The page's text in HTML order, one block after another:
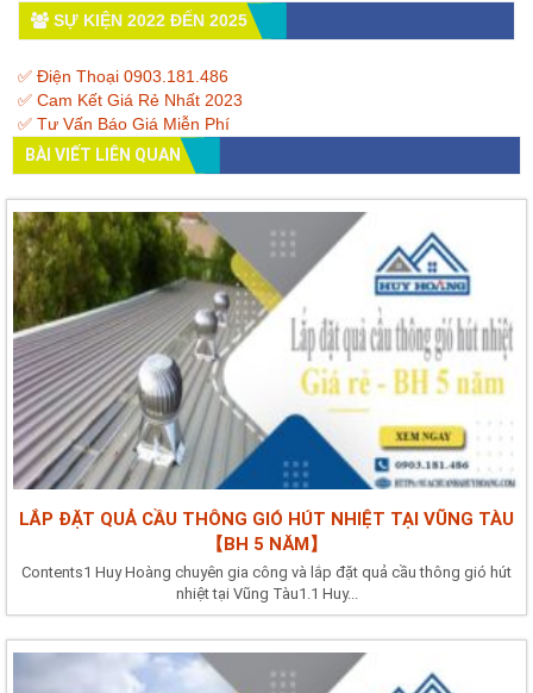
SỰ KIỆN 2022 ĐẾN 2025
✅ Điện Thoại 0903.181.486
✅ Cam Kết Giá Rẻ Nhất 2023
✅ Tư Vấn Báo Giá Miễn Phí
BÀI VIẾT LIÊN QUAN
LẮP ĐẶT QUẢ CẦU THÔNG GIÓ HÚT NHIỆT TẠI VŨNG TÀU
【BH 5 NĂM】
Contents1 Huy Hoàng chuyên gia công và lắp đặt quả cầu thông gió hút
nhiệt tại Vũng Tàu1.1 Huy...